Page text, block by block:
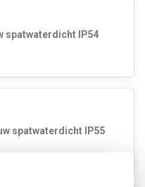
spatwaterdicht IP54
spatwaterdicht IP55